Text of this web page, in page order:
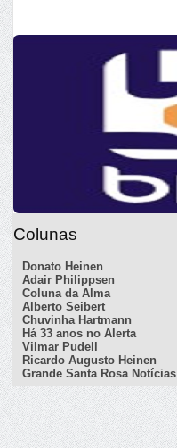
Colunas
Donato Heinen
Adair Philippsen
Coluna da Alma
Alberto Seibert
Chuvinha Hartmann
Há 33 anos no Alerta
Vilmar Pudell
Ricardo Augusto Heinen
Grande Santa Rosa Notícias